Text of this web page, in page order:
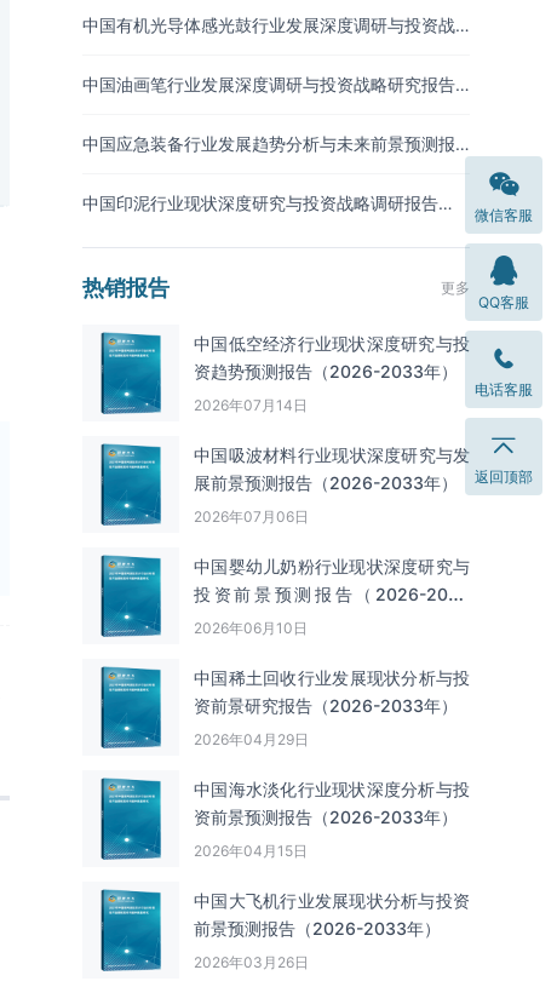
中国有机光导体感光鼓行业发展深度调研与投资战
中国油画笔行业发展深度调研与投资战略研究报告
中国应急装备行业发展趋势分析与未来前景预测报
中国印泥行业现状深度研究与投资战略调研报告
热销报告 更多
中国低空经济行业现状深度研究与投
资趋势预测报告（2026-2033年）
2026年07月14日
中国吸波材料‌‌‌行业现状深度研究与发
展前景预测报告（2026-2033年）
2026年07月06日
中国婴幼儿奶粉行业现状深度研究与
投资前景预测报告（2026-2033
年）
2026年06月10日
中国‌‌稀土回收‌‌行业发展现状分析与投
资前景研究报告（2026-2033年）
2026年04月29日
中国海水淡化行业现状深度分析与投
资前景预测报告（2026-2033年）
2026年04月15日
中国大飞机行业发展现状分析与投资
前景预测报告（2026-2033年）
2026年03月26日
微信客服
QQ客服
电话客服
返回顶部